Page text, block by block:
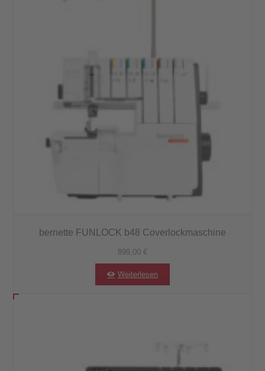
bernette FUNLOCK b48 Coverlockmaschine
899,00 €
Weiterlesen